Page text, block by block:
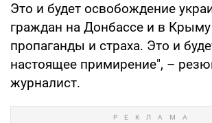
Это и будет освобождение
граждан на Донбассе и в
пропаганды и страха. Это и
настоящее примирение", –
журналист.